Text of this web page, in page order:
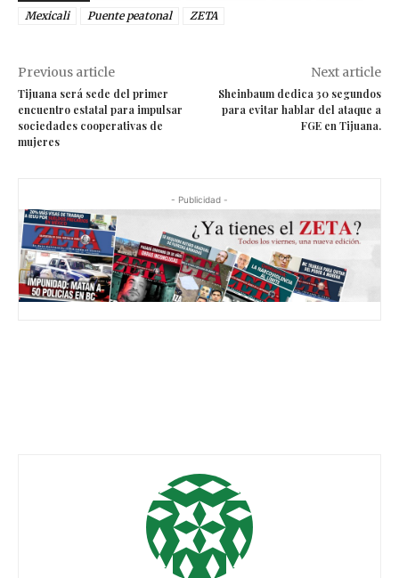
Mexicali
Puente peatonal ZETA
Previous article
Tijuana será sede del primer
encuentro estatal para impulsar
sociedades cooperativas de
mujeres
Next article
Sheinbaum dedica 30 segundos
para evitar hablar del ataque a
FGE en Tijuana.
- Publicidad -